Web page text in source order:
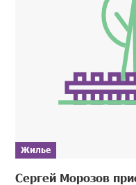
Жилье
Сергей Морозов